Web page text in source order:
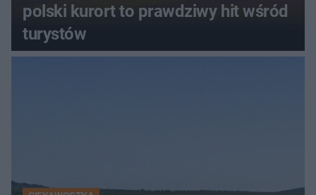
polski kurort to prawdziwy hit wśród
turystów